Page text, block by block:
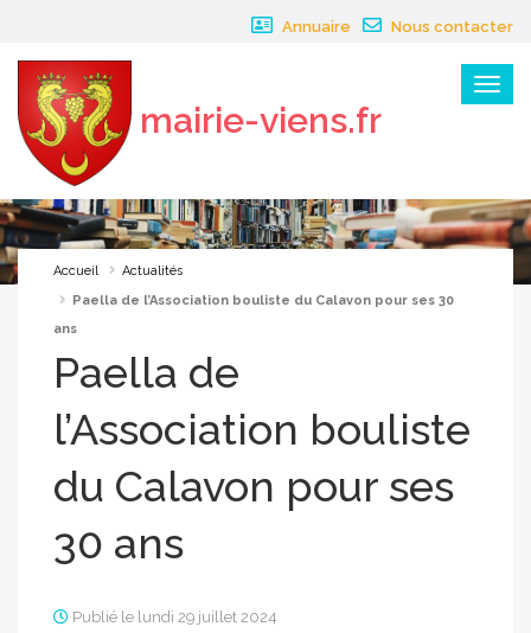
Annuaire Nous contacter
Menu
mairie-viens.fr
×
Accueil
Actualités
Paella de l’Association bouliste du Calavon pour ses 30
ans
Paella de
l’Association bouliste
du Calavon pour ses
30 ans
Publié le lundi 29 juillet 2024
Panneau de gestion des cookies